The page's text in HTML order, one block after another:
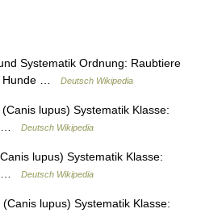
Systematik Ordnung: Raubtiere
Hunde …
Deutsch Wikipedia
lupus) Systematik Klasse:
…
Deutsch Wikipedia
lupus) Systematik Klasse:
…
Deutsch Wikipedia
lupus) Systematik Klasse: